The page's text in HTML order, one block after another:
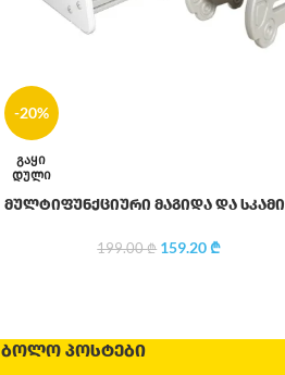
-20%
ᲒᲐᲧᲘ
ᲓᲣᲚᲘ
მულტიფუნქციური მაგიდა და სკამი
199.00₾ 159.20₾
ᲑᲝᲚᲝ ᲞᲝᲡᲢᲔᲑᲘ